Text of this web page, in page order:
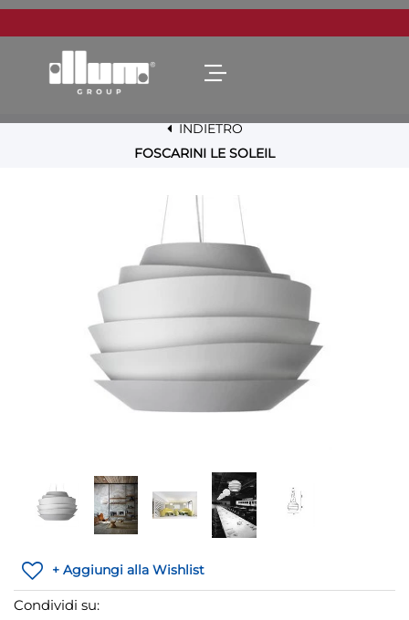
Open menu
INDIETRO
FOSCARINI LE SOLEIL
+ Aggiungi alla Wishlist
Condividi su: